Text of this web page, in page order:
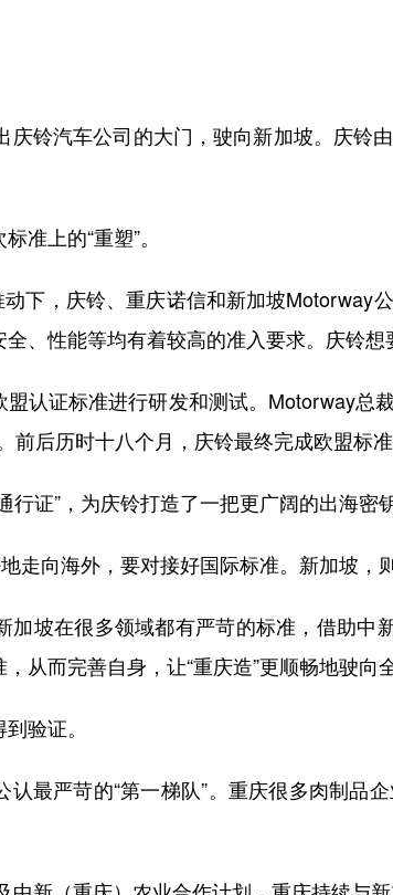
铃汽车公司的大门，驶向新加坡。庆铃
上的“重塑”。
，庆铃、重庆诺信和新加坡Motorway
、性能等均有着较高的准入要求。庆铃想
证标准进行研发和测试。Motorway总
后历时十八个月，庆铃最终完成欧盟标
证”，为庆铃打造了一把更广阔的出海密钥
向海外，要对接好国际标准。新加坡，则
在很多领域都有严苛的标准，借助中
从而完善自身，让“重庆造”更顺畅地驶向全
验证。
严苛的“第一梯队”。重庆很多肉制品